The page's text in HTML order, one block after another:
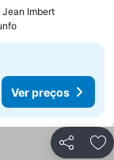
Imbert
Ver preços
Partilhar